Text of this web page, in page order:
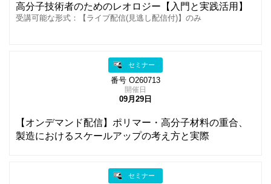
高分子技術者のためのレオロジー【入門と実践活用】
受講可能な形式：【ライブ配信(見逃し配信付)】のみ
セミナー
番号 O260713
開催日
09月29日
【オンデマンド配信】ポリマー・高分子材料の重合、
製造におけるスケールアップの考え方と実際
セミナー